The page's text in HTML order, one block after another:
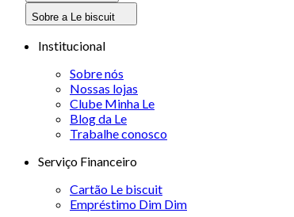
Sobre a Le biscuit
Institucional
Sobre nós
Nossas lojas
Clube Minha Le
Blog da Le
Trabalhe conosco
Serviço Financeiro
Cartão Le biscuit
Empréstimo Dim Dim